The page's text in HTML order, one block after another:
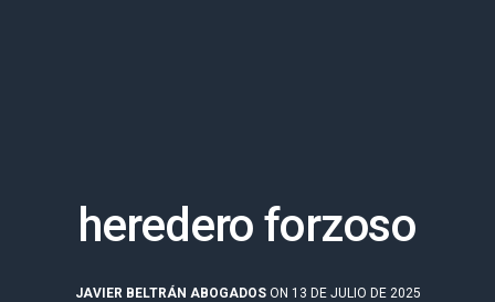
heredero forzoso
JAVIER BELTRÁN ABOGADOSON 13 DE JULIO DE 2025